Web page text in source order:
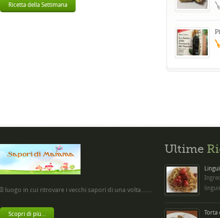
Ricetta della Settimana
Il luogo in cui ritrovare i vecchi sapori di una volta.......
Scopri di più...
Ultime
Torta